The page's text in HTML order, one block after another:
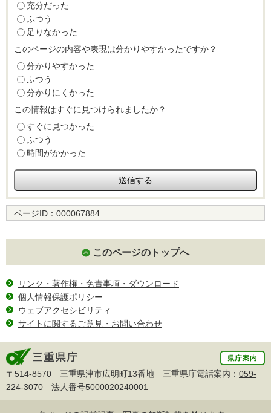
充分だった
ふつう
足りなかった
このページの内容や表現は分かりやすかったですか？
分かりやすかった
ふつう
分かりにくかった
この情報はすぐに見つけられましたか？
すぐに見つかった
ふつう
時間がかかった
ページID： 000067884
このページのトップへ
リンク・著作権・免責事項・ダウンロード
個人情報保護ポリシー
ウェブアクセシビリティ
サイトに関するご意見・お問い合わせ
〒514-8570 三重県津市広明町13番地 三重県庁電話案内： 059-
224-3070 法人番号5000020240001